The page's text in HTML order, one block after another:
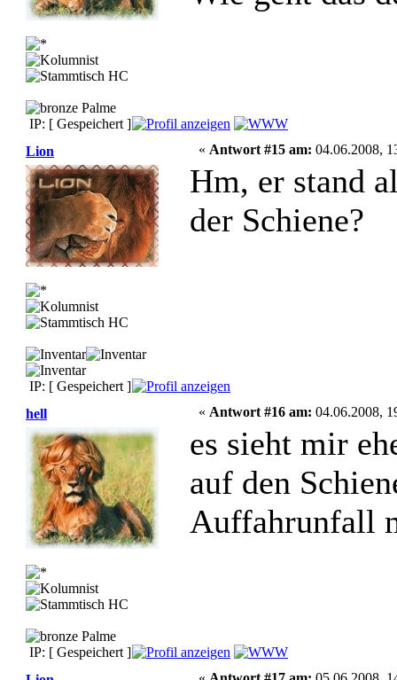
IP: [ Gespeichert ]
Lion
« Antwort #15 am: 04.06.2008,
Hm, er stand
der Schiene?
IP: [ Gespeichert ]
hell
« Antwort #16 am: 04.06.2008,
es sieht mir
auf den
Auffahrunfall
IP: [ Gespeichert ]